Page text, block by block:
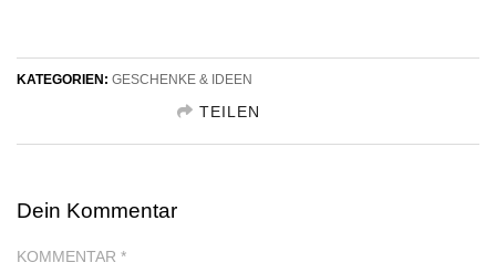
KATEGORIEN: GESCHENKE & IDEEN
TEILEN
GESCHENKIDEE TEILEN TWITTER
GESCHENKIDEE TEILEN GOOGLE
Dein Kommentar
KOMMENTAR *